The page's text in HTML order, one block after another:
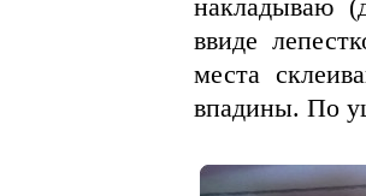
накладываю
ввиде
места
впадины. По